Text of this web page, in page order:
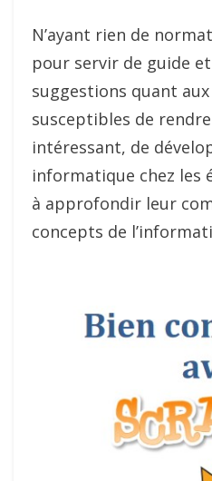
N’ayant rien de
pour servir de guide
suggestions quant
susceptibles de
intéressant, de
informatique chez les
à approfondir leur
concepts de